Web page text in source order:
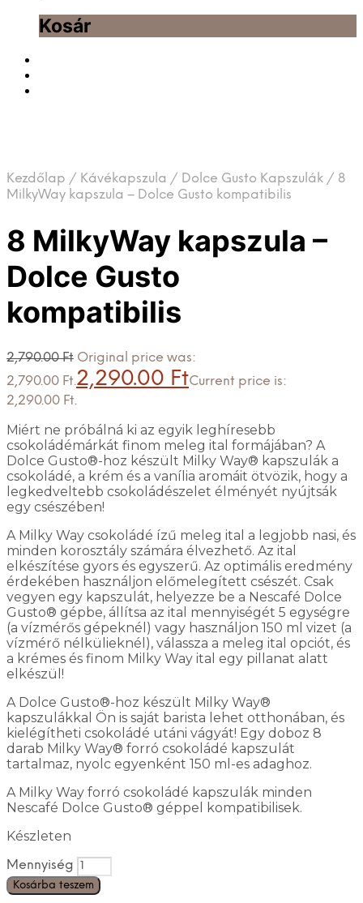
Kosár
Kezdőlap / Kávékapszula / Dolce Gusto Kapszulák / 8
MilkyWay kapszula – Dolce Gusto kompatibilis
8 MilkyWay kapszula –
Dolce Gusto
kompatibilis
2,790.00Ft Original price was:
2,790.00 Ft.2,290.00 FtCurrent price is:
2,290.00 Ft.
Miért ne próbálná ki az egyik leghíresebb
csokoládémárkát finom meleg ital formájában? A
Dolce Gusto®-hoz készült Milky Way® kapszulák a
csokoládé, a krém és a vanília aromáit ötvözik, hogy a
legkedveltebb csokoládészelet élményét nyújtsák
egy csészében!
A Milky Way csokoládé ízű meleg ital a legjobb nasi, és
minden korosztály számára élvezhető. Az ital
elkészítése gyors és egyszerű. Az optimális eredmény
érdekében használjon előmelegített csészét. Csak
vegyen egy kapszulát, helyezze be a Nescafé Dolce
Gusto® gépbe, állítsa az ital mennyiségét 5 egységre
(a vízmérős gépeknél) vagy használjon 150 ml vizet (a
vízmérő nélkülieknél), válassza a meleg ital opciót, és
a krémes és finom Milky Way ital egy pillanat alatt
elkészül!
A Dolce Gusto®-hoz készült Milky Way®
kapszulákkal Ön is saját barista lehet otthonában, és
kielégítheti csokoládé utáni vágyát! Egy doboz 8
darab Milky Way® forró csokoládé kapszulát
tartalmaz, nyolc egyenként 150 ml-es adaghoz.
A Milky Way forró csokoládé kapszulák minden
Nescafé Dolce Gusto® géppel kompatibilisek.
Készleten
Mennyiség
Kosárba teszem